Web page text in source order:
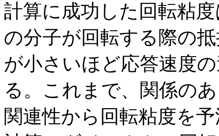
計算に成功した回転粘
の分子が回転する際の
が小さいほど応答速度
る。これまで、関係の
関連性から回転粘度を